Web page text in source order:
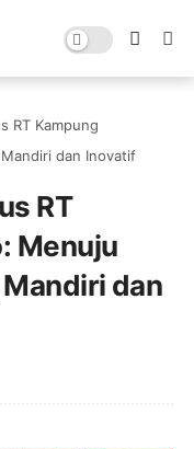
RT Kampung
dan Inovatif
RT
Menuju
dan